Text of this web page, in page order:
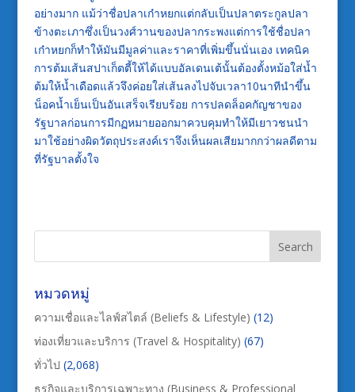
อย่างมาก แม้ว่าชื่อปลาเก๋าหยกแต่กลับเป็นปลาตระกูลปลา
ข้างตะเภาซึ่งเป็นวงศ์วานของปลากระพงแต่การใช้ชื่อปลา
เก๋าหยกก็ทำให้มันมีมูลค่าและราคาที่เพิ่มขึ้นนั่นเอง เทคนิค
การต้มเส้นสปาเก็ตตี้ให้ได้แบบอัลเดนเต้นั้นต้องตั้งหม้อใส่น้ำ
ต้มให้น้ำเดือดแล้วจึงค่อยใส่เส้นลงไปจับเวลา10นาทีนำขึ้น
น็อคน้ำเย็นเป็นอันเสร็จเรียบร้อย การปลดล็อคกัญชาของ
รัฐบาลก่อนการมีกฏหมายออกมาควบคุมทำให้มีเยาวชนนำ
มาใช้อย่างผิดวัตถุประสงค์เราจึงเห็นผลเสียมากกว่าผลดีตาม
ที่รัฐบาลตั้งใจ
หมวดหมู่
ความเชื่อและไลฟ์สไตล์ (Beliefs & Lifestyle) (12)
ท่องเที่ยวและบริการ (Travel & Hospitality) (67)
ทั่วไป (2,068)
ธุรกิจและบริการเฉพาะทาง (Business & Professional